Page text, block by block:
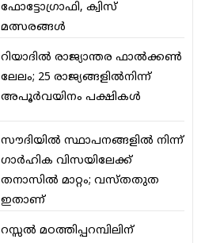
ഫോട്ടോഗ്രാഫി, ക്വിസ്
മത്സരങ്ങള്‍
റിയാദില്‍ രാജ്യാന്തര ഫാല്‍ക്കണ്‍
ലേലം; 25 രാജ്യങ്ങളില്‍നിന്ന്
അപൂര്‍വയിനം പക്ഷികള്‍
സൗദിയില്‍ സ്ഥാപനങ്ങളില്‍ നിന്ന്
ഗാര്‍ഹിക വിസയിലേക്ക്
തനാസില്‍ മാറ്റം; വസ്തതുത
ഇതാണ്
റസ്സല്‍ മഠത്തിപ്പറമ്പിലിന്